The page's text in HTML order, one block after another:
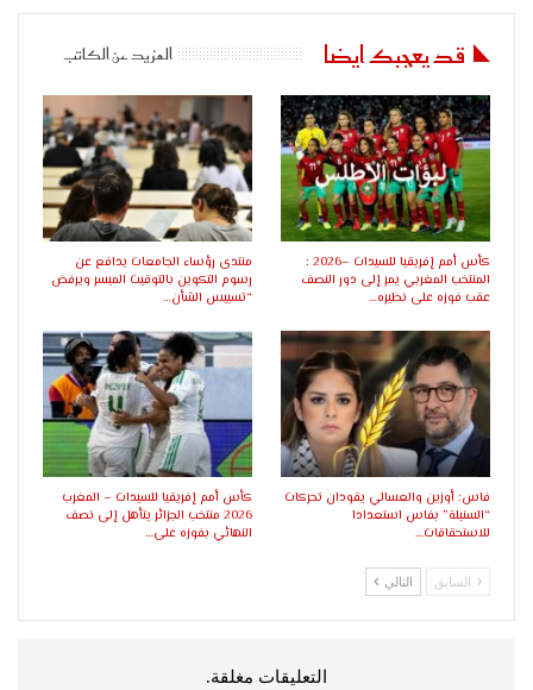
قد يعجبك ايضا المزيد عن الكاتب
كأس أمم إفريقيا للسيدات –2026 :
المنتخب المغربي يمر إلى دور النصف
عقب فوزه على نظيره…
منتدى رؤساء الجامعات يدافع عن
رسوم التكوين بالتوقيت الميسر ويرفض
“تسييس الشأن…
فاس: أوزين والعسالي يقودان تحركات
“السنبلة” بفاس استعدادا
للاستحقاقات…
كأس أمم إفريقيا للسيدات – المغرب
2026 منتخب الجزائر يتأهل إلى نصف
النهائي بفوزه على…
السابق التالي
التعليقات مغلقة.